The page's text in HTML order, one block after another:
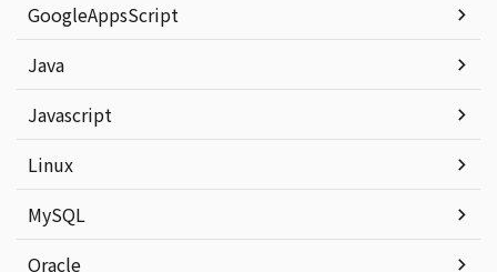
GoogleAppsScript
Java
Javascript
Linux
MySQL
Oracle